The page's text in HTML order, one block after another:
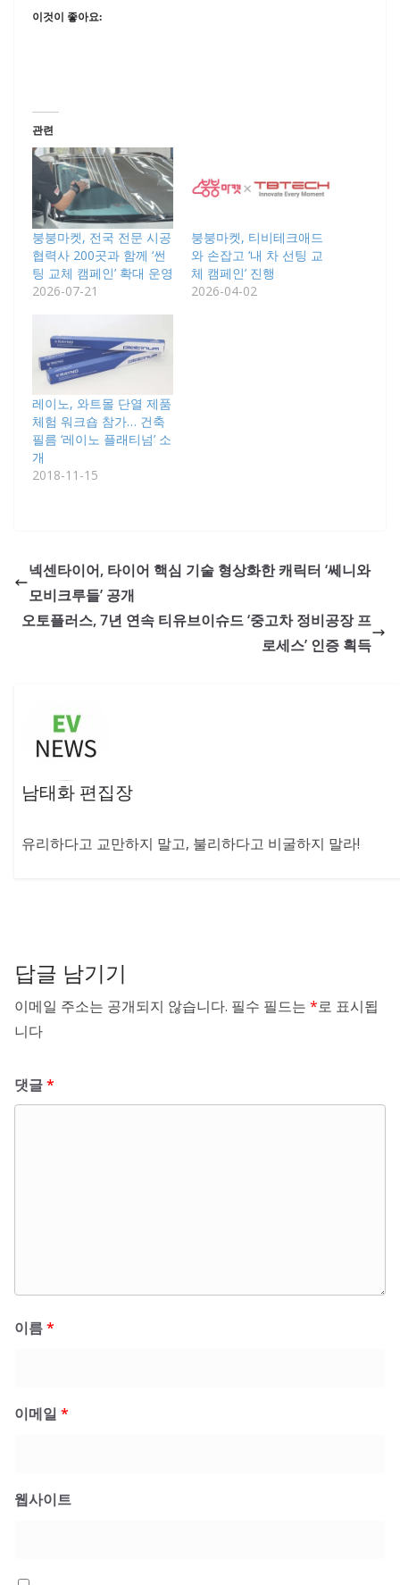
이것이 좋아요:
관련
붕붕마켓, 전국 전문 시공
협력사 200곳과 함께 ‘썬
팅 교체 캠페인’ 확대 운영
2026-07-21
붕붕마켓, 티비테크애드
와 손잡고 ‘내 차 선팅 교
체 캠페인’ 진행
2026-04-02
레이노, 와트몰 단열 제품
체험 워크숍 참가… 건축
필름 ‘레이노 플래티넘’ 소
개
2018-11-15
넥센타이어, 타이어 핵심 기술 형상화한 캐릭터 ‘쎄니와
모비크루들’ 공개
오토플러스, 7년 연속 티유브이슈드 ‘중고차 정비공장 프
로세스’ 인증 획득
남태화 편집장
유리하다고 교만하지 말고, 불리하다고 비굴하지 말라!
답글 남기기
이메일 주소는 공개되지 않습니다. 필수 필드는 *로 표시됩
니다
댓글*
이름*
이메일 *
웹사이트